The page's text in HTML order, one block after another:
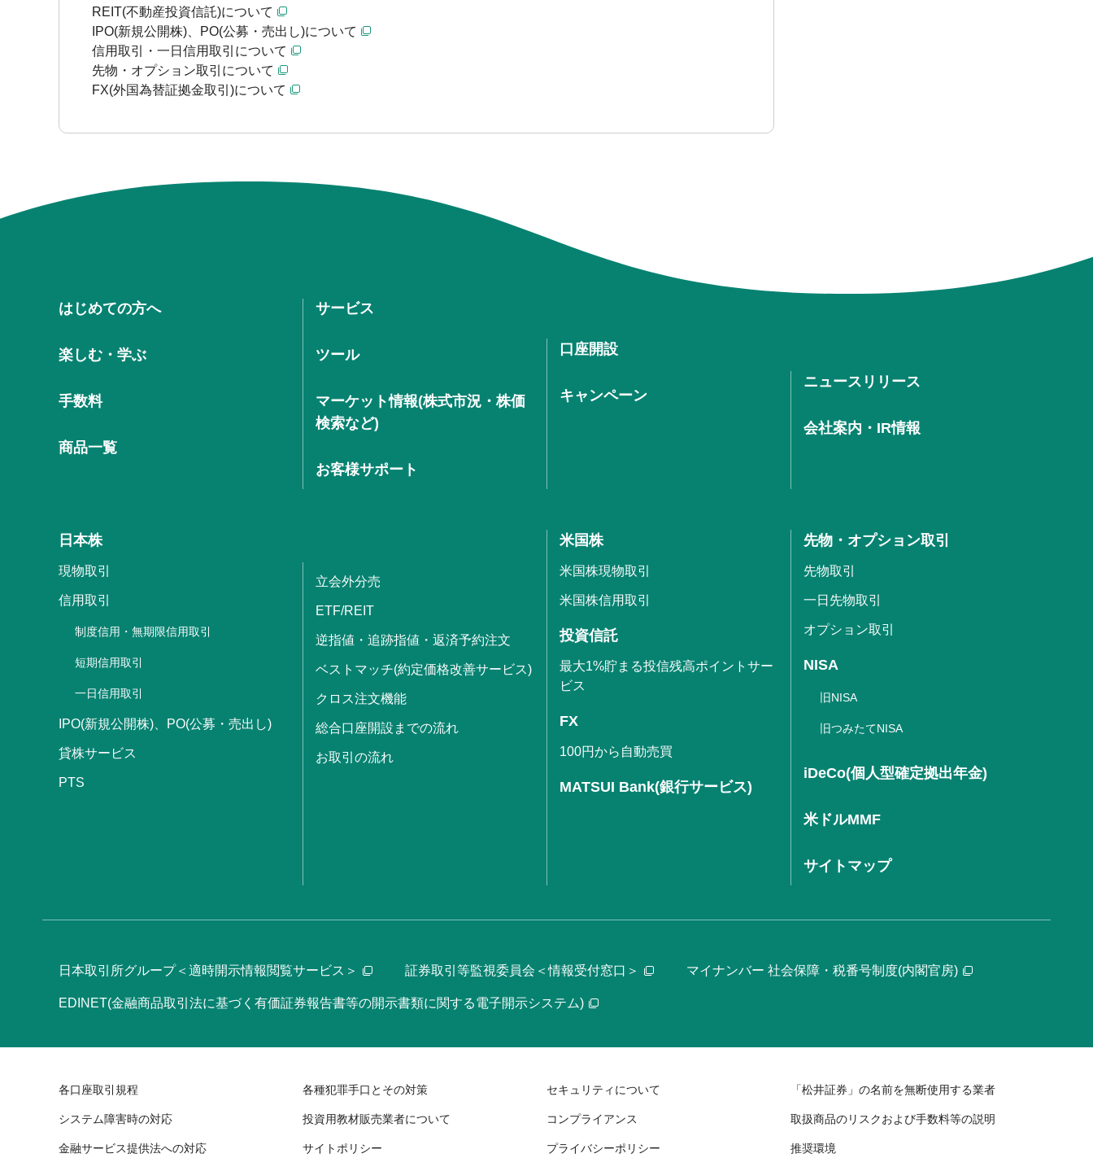
REIT(不動産投資信託)について
IPO(新規公開株)、PO(公募・売出し)について
信用取引・一日信用取引について
先物・オプション取引について
FX(外国為替証拠金取引)について
はじめての方へ
楽しむ・学ぶ
手数料
商品一覧
サービス
ツール
マーケット情報(株式市況・株価
検索など)
お客様サポート
口座開設
キャンペーン
ニュースリリース
会社案内・IR情報
日本株
現物取引
信用取引
制度信用・無期限信用取引
短期信用取引
一日信用取引
IPO(新規公開株)、PO(公募・売出し)
貸株サービス
PTS
立会外分売
ETF/REIT
逆指値・追跡指値・返済予約注文
ベストマッチ(約定価格改善サービス)
クロス注文機能
総合口座開設までの流れ
お取引の流れ
米国株
米国株現物取引
米国株信用取引
投資信託
最大1%貯まる投信残高ポイントサー
ビス
FX
100円から自動売買
MATSUI Bank(銀行サービス)
先物・オプション取引
先物取引
一日先物取引
オプション取引
NISA
旧NISA
旧つみたてNISA
iDeCo(個人型確定拠出年金)
米ドルMMF
サイトマップ
日本取引所グループ＜適時開示情報閲覧サービス＞ 証券取引等監視委員会＜情報受付窓口＞ マイナンバー 社会保障・税番号制度(内閣官房)
EDINET(金融商品取引法に基づく有価証券報告書等の開示書類に関する電子開示システム)
各口座取引規程 各種犯罪手口とその対策 セキュリティについて 「松井証券」の名前を無断使用する業者
システム障害時の対応 投資用教材販売業者について コンプライアンス 取扱商品のリスクおよび手数料等の説明
金融サービス提供法への対応 サイトポリシー プライバシーポリシー 推奨環境